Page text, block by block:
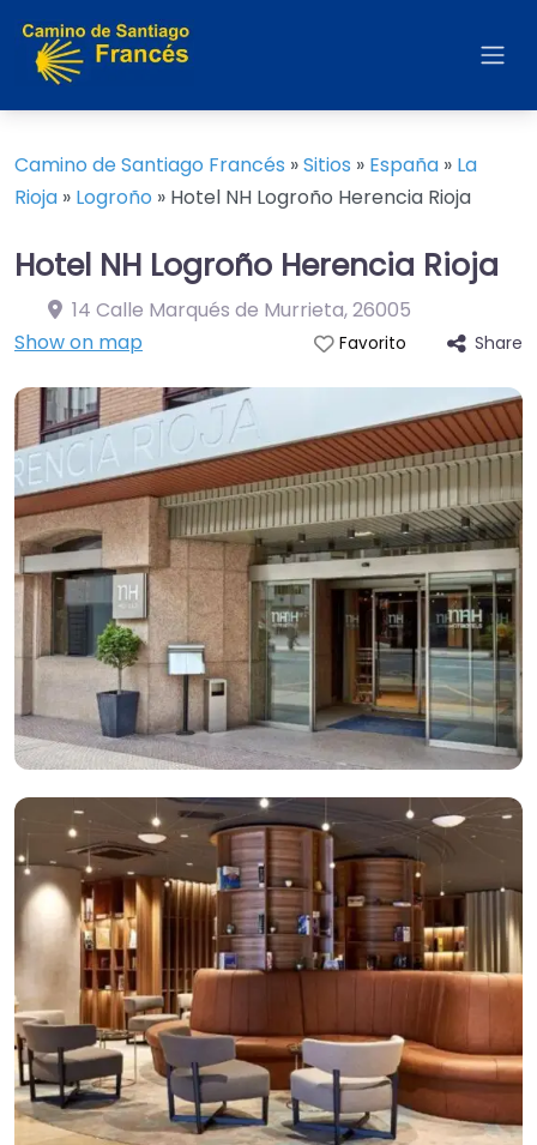
Camino de Santiago Francés »Sitios » España » La
Rioja » Logroño » Hotel NH Logroño Herencia Rioja
Hotel NH Logroño Herencia Rioja
14 Calle Marqués de Murrieta,26005
Show on map
Favorito Share